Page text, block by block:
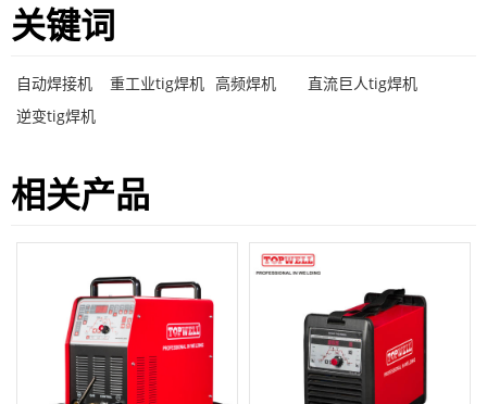
关键词
自动焊接机 重工业tig焊机 高频焊机
直流巨人tig焊机
逆变tig焊机
相关产品